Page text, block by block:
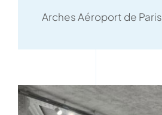
Arches Aéroport de Paris